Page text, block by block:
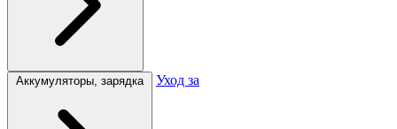
Аккумуляторы, зарядка Уход за